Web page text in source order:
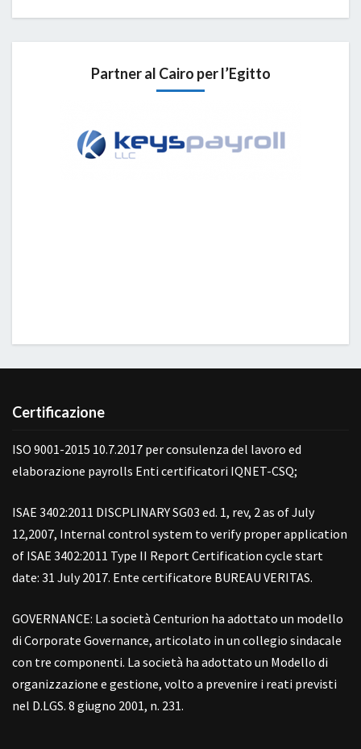
Partner al Cairo per l’Egitto
Certificazione
ISO 9001-2015 10.7.2017 per consulenza del lavoro ed
elaborazione payrolls Enti certificatori IQNET-CSQ;
ISAE 3402:2011 DISCPLINARY SG03 ed. 1, rev, 2 as of July
12,2007, Internal control system to verify proper application
of ISAE 3402:2011 Type II Report Certification cycle start
date: 31 July 2017. Ente certificatore BUREAU VERITAS.
GOVERNANCE: La società Centurion ha adottato un modello
di Corporate Governance, articolato in un collegio sindacale
con tre componenti. La società ha adottato un Modello di
organizzazione e gestione, volto a prevenire i reati previsti
nel D.LGS. 8 giugno 2001, n. 231.